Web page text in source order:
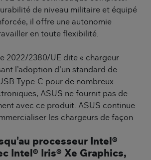
de niveau militaire et équipé
il offre une autonomie
en toute flexibilité.
2022/2380/UE dite « chargeur
l’adoption d’un standard de
Type-C pour de nombreux
ASUS ne fournit pas de
avec ce produit. ASUS continue
les chargeurs de façon
processeur Intel®
Intel® Iris® Xe Graphics,